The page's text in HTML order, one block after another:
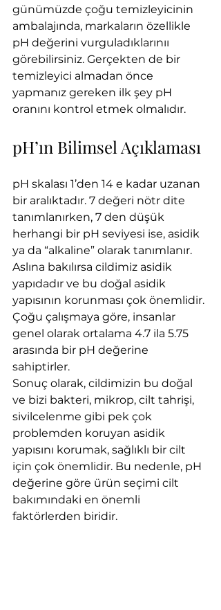
günümüzde çoğu temizleyicinin
ambalajında, markaların özellikle
pH değerini vurguladıklarınıı
görebilirsiniz. Gerçekten de bir
temizleyici almadan önce
yapmanız gereken ilk şey pH
oranını kontrol etmek olmalıdır.
pH’ın Bilimsel Açıklaması
pH skalası 1’den 14 e kadar uzanan
bir aralıktadır. 7 değeri nötr dite
tanımlanırken, 7 den düşük
herhangi bir pH seviyesi ise, asidik
ya da “alkaline” olarak tanımlanır.
Aslına bakılırsa cildimiz asidik
yapıdadır ve bu doğal asidik
yapısının korunması çok önemlidir.
Çoğu çalışmaya göre, insanlar
genel olarak ortalama 4.7 ila 5.75
arasında bir pH değerine
sahiptirler.
Sonuç olarak, cildimizin bu doğal
ve bizi bakteri, mikrop, cilt tahrişi,
sivilcelenme gibi pek çok
problemden koruyan asidik
yapısını korumak, sağlıklı bir cilt
için çok önemlidir. Bu nedenle, pH
değerine göre ürün seçimi cilt
bakımındaki en önemli
faktörlerden biridir.